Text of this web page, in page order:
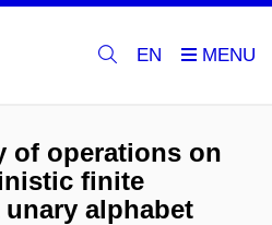
EN
of operations on
finite
alphabet